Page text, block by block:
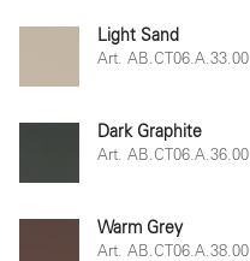
Light Sand
Art. AB.CT06.A.33.00
Dark Graphite
Art. AB.CT06.A.36.00
Warm Grey
Art. AB.CT06.A.38.00